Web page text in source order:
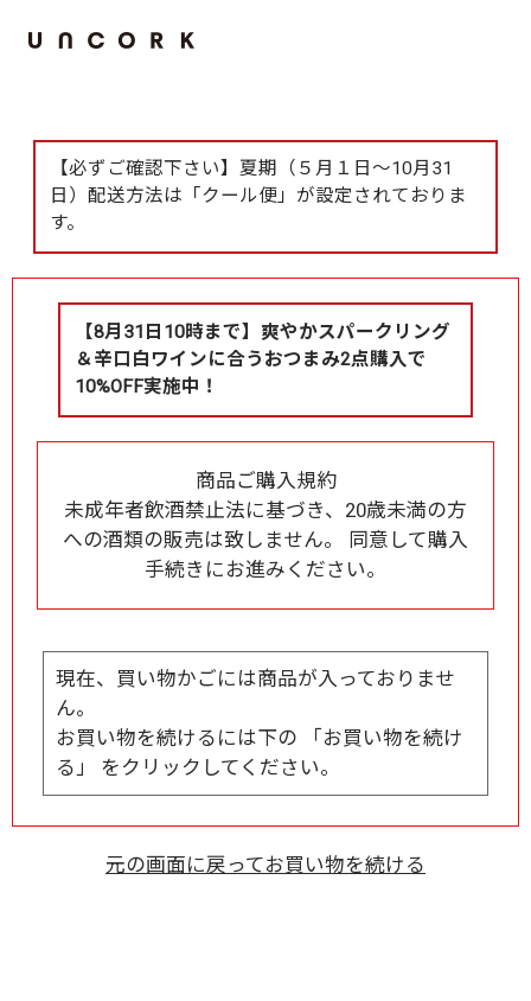
【必ずご確認下さい】夏期（５月１日～10月31
日）配送方法は「クール便」が設定されておりま
す。
【8月31日10時まで】爽やかスパークリング
＆辛口白ワインに合うおつまみ2点購入で
10%OFF実施中！
商品ご購入規約
未成年者飲酒禁止法に基づき、20歳未満の方
への酒類の販売は致しません。 同意して購入
手続きにお進みください。
現在、買い物かごには商品が入っておりませ
ん。
お買い物を続けるには下の 「お買い物を続け
る」 をクリックしてください。
元の画面に戻ってお買い物を続ける